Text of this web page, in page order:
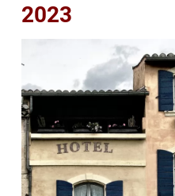
2023